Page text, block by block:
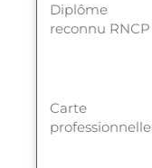
Diplôme
reconnu RNCP
Carte
professionnelle